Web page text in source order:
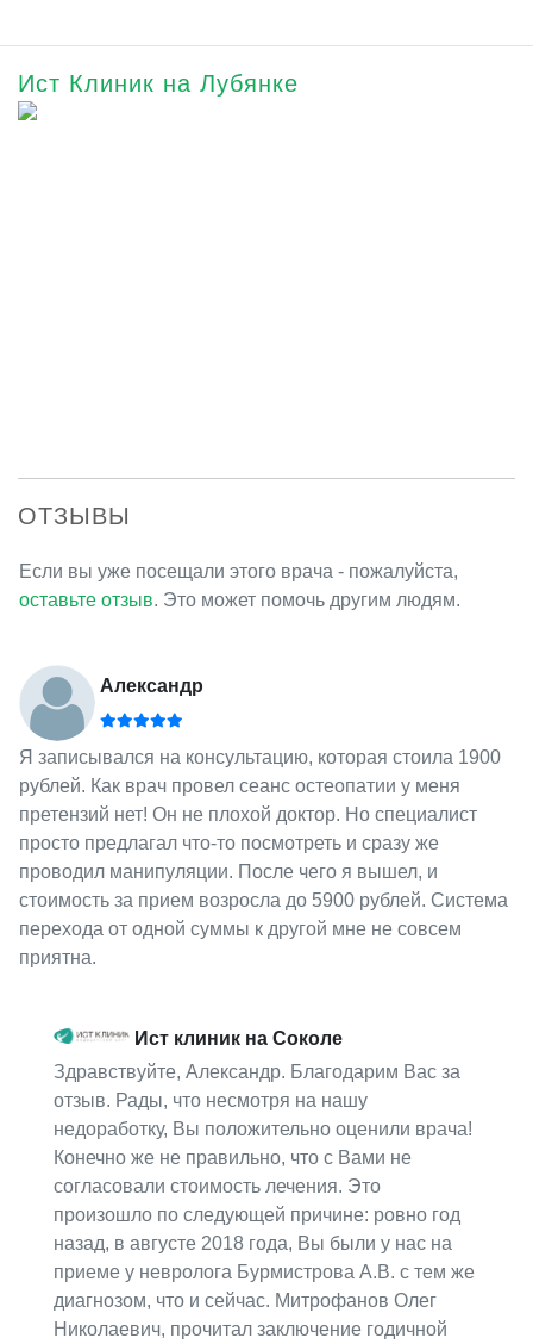
Ист Клиник на Лубянке
ОТЗЫВЫ
Если вы уже посещали этого врача - пожалуйста,
оставьте отзыв. Это может помочь другим людям.
Александр
Я записывался на консультацию, которая стоила 1900
рублей. Как врач провел сеанс остеопатии у меня
претензий нет! Он не плохой доктор. Но специалист
просто предлагал что-то посмотреть и сразу же
проводил манипуляции. После чего я вышел, и
стоимость за прием возросла до 5900 рублей. Система
перехода от одной суммы к другой мне не совсем
приятна.
Ист клиник на Соколе
Здравствуйте, Александр. Благодарим Вас за
отзыв. Рады, что несмотря на нашу
недоработку, Вы положительно оценили врача!
Конечно же не правильно, что с Вами не
согласовали стоимость лечения. Это
произошло по следующей причине: ровно год
назад, в августе 2018 года, Вы были у нас на
приеме у невролога Бурмистрова А.В. с тем же
диагнозом, что и сейчас. Митрофанов Олег
Николаевич, прочитал заключение годичной